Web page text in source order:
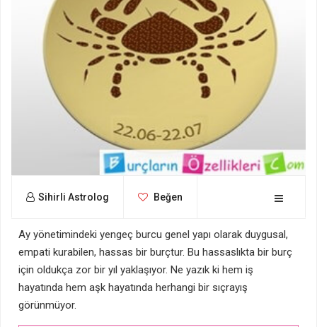
Sihirli Astrolog Beğen
Ay yönetimindeki yengeç burcu genel yapı olarak duygusal,
empati kurabilen, hassas bir burçtur. Bu hassaslıkta bir burç
için oldukça zor bir yıl yaklaşıyor. Ne yazık ki hem iş
hayatında hem aşk hayatında herhangi bir sıçrayış
görünmüyor.